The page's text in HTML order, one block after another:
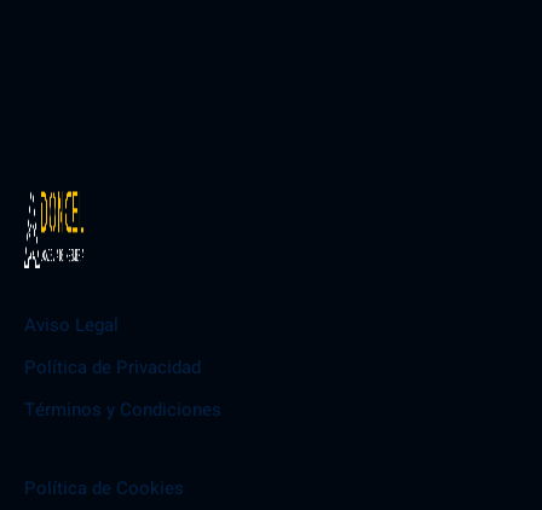
Aviso Legal
Política de Privacidad
Términos y Condiciones
Política de Cookies